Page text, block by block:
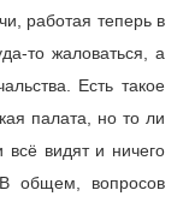
работая теперь в
то жаловаться, а
Есть такое
палата, но то ли
видят и ничего
общем, вопросов